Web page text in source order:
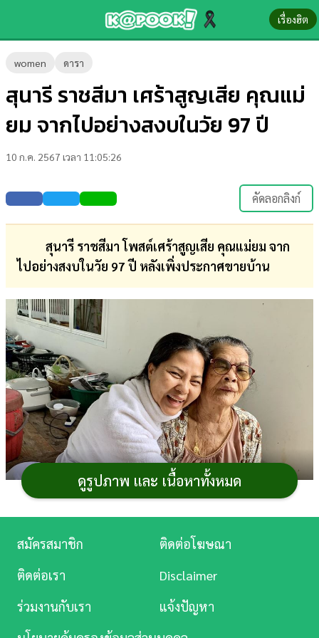
เรื่องฮิต
women ดารา
สุนารี ราชสีมา เศร้าสูญเสีย คุณแม่
ยม จากไปอย่างสงบในวัย 97 ปี
10 ก.ค. 2567 เวลา 11:05:26
คัดลอกลิงก์
สุนารี ราชสีมา โพสต์เศร้าสูญเสีย คุณแม่ยม จาก
ไปอย่างสงบในวัย 97 ปี หลังเพิ่งประกาศขายบ้าน
ภาพจาก Instagram sunaree.r9
นับเป็นข่าวเศร้าของนักร้องชื่อดัง
วันกลับ ในวัย 97 ปี
ดูรูปภาพ และ เนื้อหาทั้งหมด
ข่าว-
ความ
รู้
บันเทิง
ตรวจ
ผล
บอล
สด
การ
เงิน
การ
ศึกษา
บันเทิง
ดู
Music
สมัครสมาชิก
ติดต่อโฆษณา
ติดต่อเรา
Disclaimer
ร่วมงานกับเรา
แจ้งปัญหา